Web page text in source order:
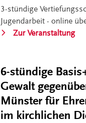
3-stündige
Jugendarbeit - online
Zur Veranstaltung
6-stündige
Gewalt
Münster für
im kirchlichen
.